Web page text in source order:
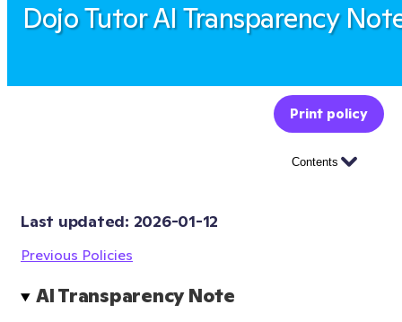
Dojo Tutor AI Transparency
Print policy
Contents
Last updated: 2026-01-12
Previous Policies
AI Transparency Note